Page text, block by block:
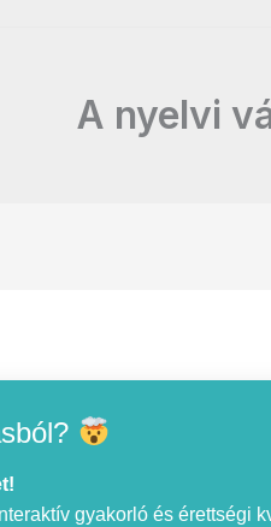
A nyelvi
gyakorló és érettségi